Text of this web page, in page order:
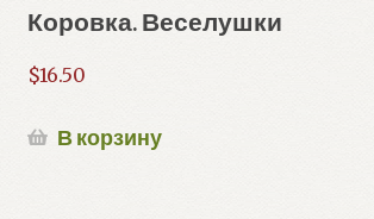
Коровка. Веселушки
$16.50
В корзину